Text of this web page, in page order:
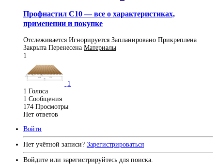
Профнастил С10 — все о характеристиках,
применении и покупке
Отслеживается Игнорируется Запланировано Прикреплена
Закрыта Перенесена Материалы
1
1
1 Голоса
1 Сообщения
174 Просмотры
Нет ответов
Войти
Нет учётной записи? Зарегистрироваться
Войдите или зарегистрируйтесь для поиска.